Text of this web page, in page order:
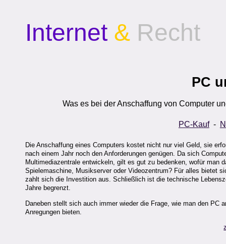
Internet & Recht
PC
Was es bei der Anschaffung von Computer
PC-Kauf-
Die Anschaffung eines Computers kostet nicht nur viel Geld, sie
nach einem Jahr noch den Anforderungen genügen. Da sich
Multimediazentrale entwickeln, gilt es gut zu bedenken, wofür man
Spielemaschine, Musikserver oder Videozentrum? Für alles bietet
zahlt sich die Investition aus. Schließlich ist die technische
Jahre begrenzt.
Daneben stellt sich auch immer wieder die Frage, wie man den
Anregungen bieten.